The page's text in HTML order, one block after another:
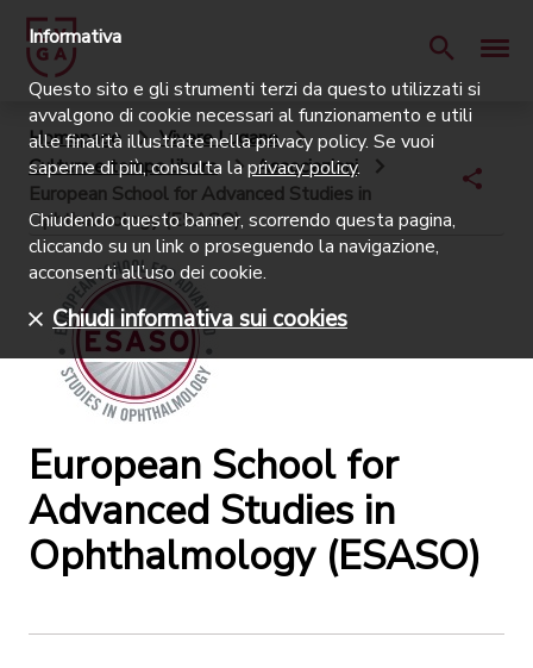
Homepage
Vivere Lugano
Cultura e tempo libero
Associazioni
European School for Advanced Studies in
Ophthalmology (ESASO)
European School for
Advanced Studies in
Ophthalmology (ESASO)
Informativa
Questo sito e gli strumenti terzi da questo utilizzati si
avvalgono di cookie necessari al funzionamento e utili
alle finalità illustrate nella privacy policy. Se vuoi
saperne di più, consulta laprivacy policy.
Chiudendo questo banner, scorrendo questa pagina,
cliccando su un link o proseguendo la navigazione,
acconsenti all’uso dei cookie.
Chiudi informativa sui cookies